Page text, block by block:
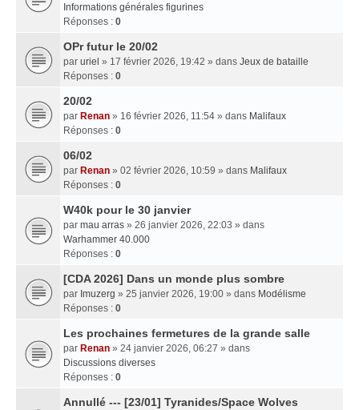
Informations générales figurines
Réponses : 0
OPr futur le 20/02
par uriel » 17 février 2026, 19:42 » dans Jeux de bataille
Réponses : 0
20/02
par Renan » 16 février 2026, 11:54 » dans Malifaux
Réponses : 0
06/02
par Renan » 02 février 2026, 10:59 » dans Malifaux
Réponses : 0
W40k pour le 30 janvier
par mau arras » 26 janvier 2026, 22:03 » dans
Warhammer 40.000
Réponses : 0
[CDA 2026] Dans un monde plus sombre
par Imuzerg » 25 janvier 2026, 19:00 » dans Modélisme
Réponses : 0
Les prochaines fermetures de la grande salle
par Renan » 24 janvier 2026, 06:27 » dans
Discussions diverses
Réponses : 0
Annullé --- [23/01] Tyranides/Space Wolves